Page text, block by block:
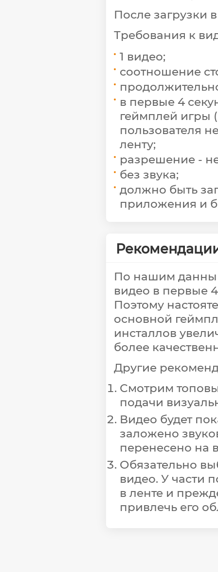
После загрузки
Требования к
1 видео;
соотношение
в первые 4
геймплей игры
пользователя
ленту;
разрешение -
без звука;
должно быть
приложения и
По нашим
видео в первые
Поэтому
основной
инсталлов
более
Другие
Смотрим
подачи
Видео будет
заложено
перенесено на
Обязательно
видео. У части
в ленте и
привлечь его